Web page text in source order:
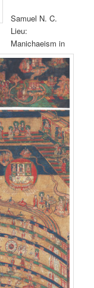
Samuel N. C.
Lieu:
Manichaeism in